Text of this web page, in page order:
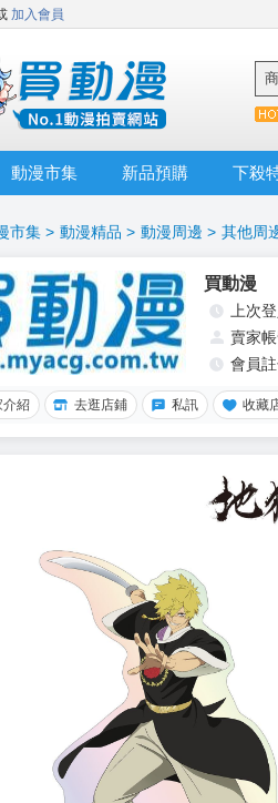
加入會員
動漫市集 新品預購 下殺
市集 > 動漫精品 > 動漫周邊 > 其他周
買動漫
上次
賣家
會員
介紹 去逛店鋪 私訊 收藏